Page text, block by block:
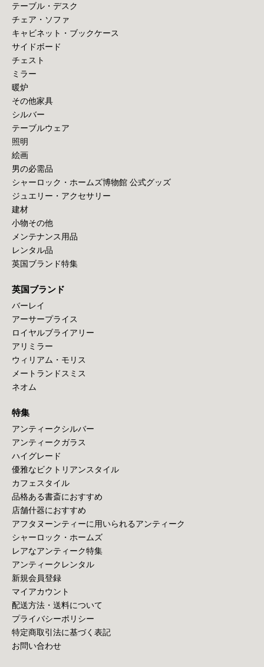
テーブル・デスク
チェア・ソファ
キャビネット・ブックケース
サイドボード
チェスト
ミラー
暖炉
その他家具
シルバー
テーブルウェア
照明
絵画
男の必需品
シャーロック・ホームズ博物館 公式グッズ
ジュエリー・アクセサリー
建材
小物その他
メンテナンス用品
レンタル品
英国ブランド特集
英国ブランド
バーレイ
アーサープライス
ロイヤルブライアリー
アリミラー
ウィリアム・モリス
メートランドスミス
ネオム
特集
アンティークシルバー
アンティークガラス
ハイグレード
優雅なビクトリアンスタイル
カフェスタイル
品格ある書斎におすすめ
店舗什器におすすめ
アフタヌーンティーに用いられるアンティーク
シャーロック・ホームズ
レアなアンティーク特集
アンティークレンタル
新規会員登録
マイアカウント
配送方法・送料について
プライバシーポリシー
特定商取引法に基づく表記
お問い合わせ